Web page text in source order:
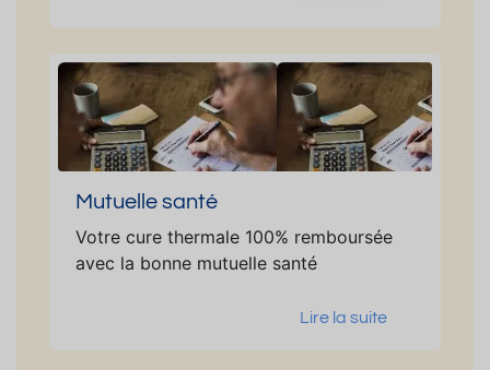
Mutuelle santé
Votre cure thermale 100% remboursée
avec la bonne mutuelle santé
Lire la suite